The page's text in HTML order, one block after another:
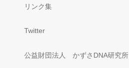
リンク集
Twitter
公益財団法人 かずさDNA研究所